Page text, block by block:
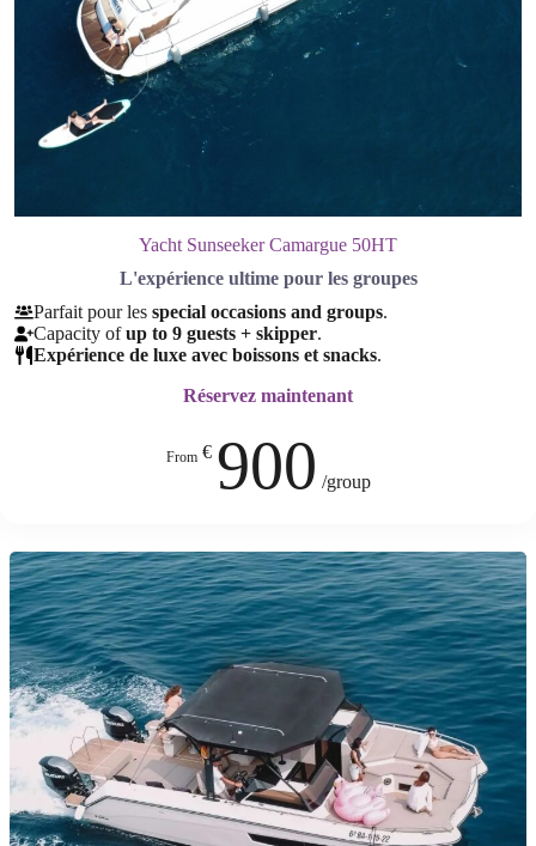
Yacht Sunseeker Camargue 50HT
L'expérience ultime pour les groupes
Parfait pour les special occasions and groups.
Capacity ofup to 9 guests + skipper.
Expérience de luxe avec boissons et snacks.
Réservez maintenant
From€ 900 /group